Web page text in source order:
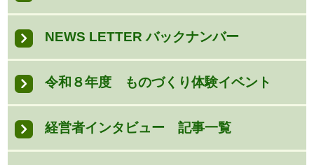
NEWS LETTER バックナンバー
令和８年度 ものづくり体験イベント
経営者インタビュー 記事一覧